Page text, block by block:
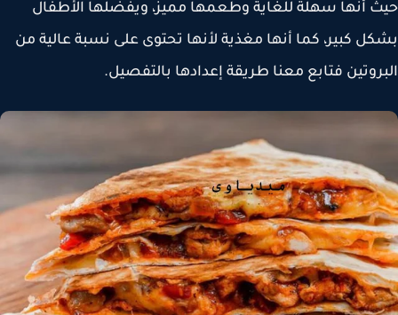
أنها سهلة للغاية وطعمها مميز، ويفضلها الأطفال
كبير، كما أنها مغذية لأنها تحتوى على نسبة عالية من
فتابع معنا طريقة إعدادها بالتفصيل.